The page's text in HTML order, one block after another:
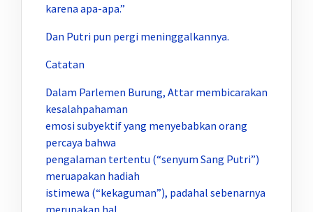
karena apa-apa.”
Dan Putri pun pergi meninggalkannya.
Catatan
Dalam Parlemen Burung, Attar membicarakan
kesalahpahaman
emosi subyektif yang menyebabkan orang
percaya bahwa
pengalaman tertentu (“senyum Sang Putri”)
meruapakan hadiah
istimewa (“kekaguman”), padahal sebenarnya